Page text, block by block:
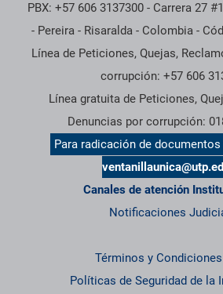
PBX: +57 606 3137300 - Carrera 27
- Pereira - Risaralda - Colombia -
Línea de Peticiones, Quejas,
corrupción: +57 606
Línea gratuita de Peticiones,
Denuncias por corrupción:
Para radicación de
Canales de atención
Notificaciones
Términos y Condiciones
Políticas de Seguridad de la